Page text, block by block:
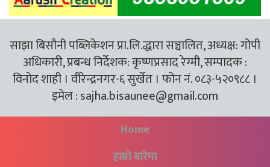
साझा बिसौनी पब्लिकेशन प्रा.लि.द्धारा सञ्चालित, अध्यक्ष: गोपी
अधिकारी, प्रबन्ध निर्देशक: कृष्णप्रसाद रेग्मी, सम्पादक :
विनोद शाही । वीरेन्द्रनगर-६ सुर्खेत । फोन नं. ०८३-५२०९८८ ।
इमेल :sajha.bisaunee@gmail.com
Home
हाम्रो बारेमा